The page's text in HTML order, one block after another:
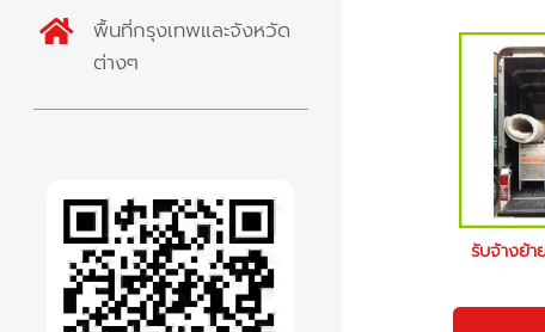
รับจ้างย้า
พื้นที่กรุงเทพและจังหวัด
ต่างๆ